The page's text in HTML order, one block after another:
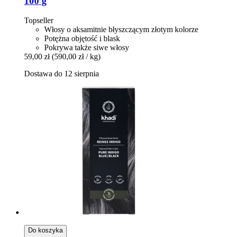
Topseller
Włosy o aksamitnie błyszczącym złotym kolorze
Potężna objętość i blask
Pokrywa także siwe włosy
59,00 zł (590,00 zł / kg)
Dostawa do 12 sierpnia
Do koszyka